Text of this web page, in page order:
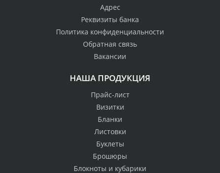
Адрес
Реквизиты банка
Политика конфиденциальности
Обратная связь
Вакансии
НАША ПРОДУКЦИЯ
Прайс-лист
Визитки
Бланки
Листовки
Буклеты
Брошюры
Блокноты и кубарики